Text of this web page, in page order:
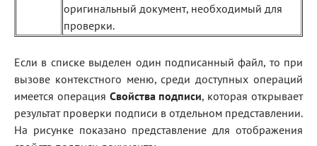
оригинальный документ, необходимый для
проверки.
Если в списке выделен один подписанный файл, то при
вызове контекстного меню, среди доступных операций
имеется операция Свойства подписи, которая открывает
результат проверки подписи в отдельном представлении.
На рисунке показано представление для отображения